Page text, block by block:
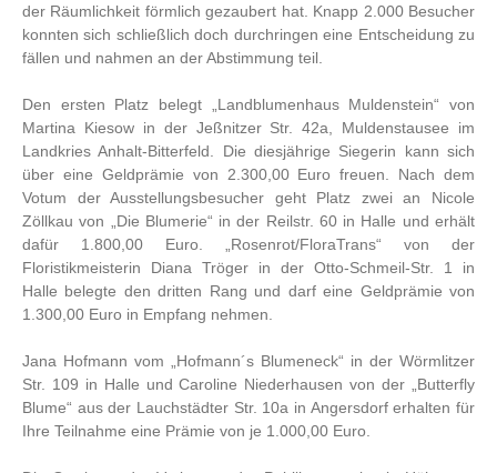
der Räumlichkeit förmlich gezaubert hat. Knapp 2.000 Besucher
konnten sich schließlich doch durchringen eine Entscheidung zu
fällen und nahmen an der Abstimmung teil.
Den ersten Platz belegt „Landblumenhaus Muldenstein“ von
Martina Kiesow in der Jeßnitzer Str. 42a, Muldenstausee im
Landkries Anhalt-Bitterfeld. Die diesjährige Siegerin kann sich
über eine Geldprämie von 2.300,00 Euro freuen. Nach dem
Votum der Ausstellungsbesucher geht Platz zwei an Nicole
Zöllkau von „Die Blumerie“ in der Reilstr. 60 in Halle und erhält
dafür 1.800,00 Euro. „Rosenrot/FloraTrans“ von der
Floristikmeisterin Diana Tröger in der Otto-Schmeil-Str. 1 in
Halle belegte den dritten Rang und darf eine Geldprämie von
1.300,00 Euro in Empfang nehmen.
Jana Hofmann vom „Hofmann´s Blumeneck“ in der Wörmlitzer
Str. 109 in Halle und Caroline Niederhausen von der „Butterfly
Blume“ aus der Lauchstädter Str. 10a in Angersdorf erhalten für
Ihre Teilnahme eine Prämie von je 1.000,00 Euro.